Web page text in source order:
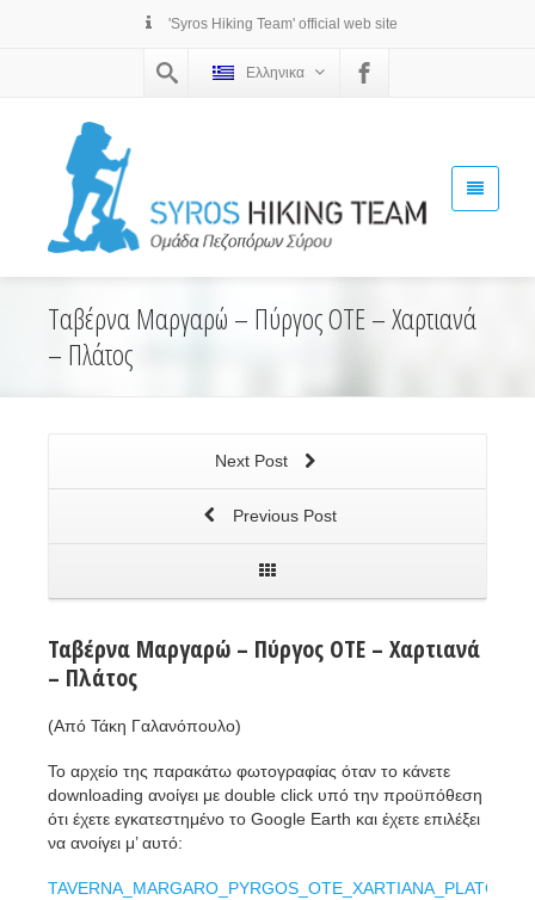
'Syros Hiking Team' official web site
Ελληνικα
Ταβέρνα Μαργαρώ – Πύργος ΟΤΕ – Χαρτιανά
– Πλάτος
Next Post
Previous Post
Ταβέρνα Μαργαρώ – Πύργος ΟΤΕ – Χαρτιανά
– Πλάτος
(Από Τάκη Γαλανόπουλο)
Το αρχείο της παρακάτω φωτογραφίας όταν το κάνετε
downloading ανοίγει με double click υπό την προϋπόθεση
ότι έχετε εγκατεστημένο το Google Earth και έχετε επιλέξει
να ανοίγει μ’ αυτό:
TAVERNA_MARGARO_PYRGOS_OTE_XARTIANA_PLATOS